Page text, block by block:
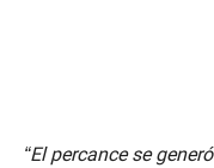
“El percance se